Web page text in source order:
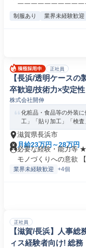
￣￣￣￣￣￣￣￣￣￣
制服あり 業界未経験歓迎
正社員
【長浜/透明ケース
卒歓迎/技術力×安定
ージャー
株式会社開伸
化粧品・食品等の外装
工」「貼り加工」「検査
滋賀県長浜市
月給23万円～28万円
必要な経験・能力等
モノづくりへの意欲 【
業界未経験歓迎 +4個
正社員
【滋賀/長浜】人事
ィス経験者向け! 総務